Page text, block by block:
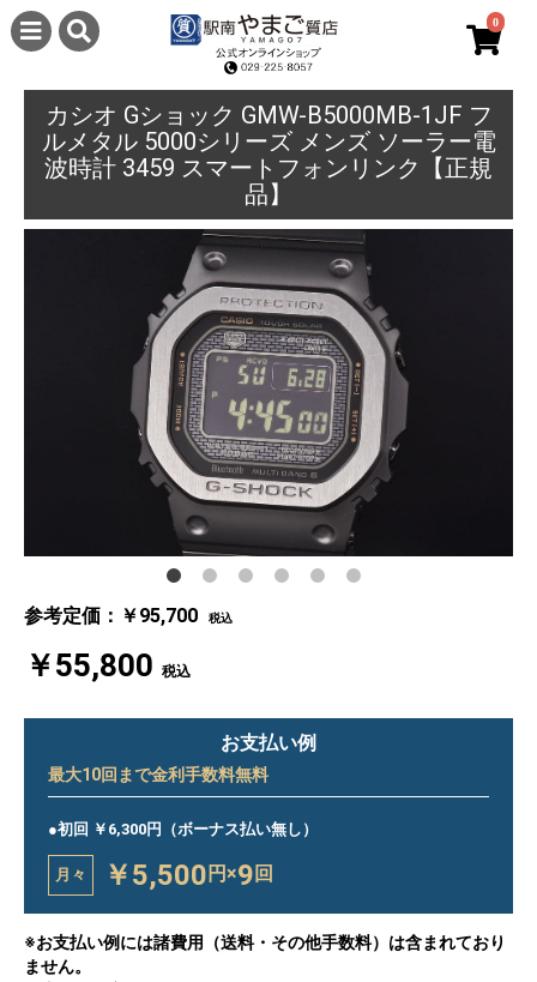
0
カシオ Gショック GMW-B5000MB-1JF フ
ルメタル 5000シリーズ メンズ ソーラー電
波時計 3459 スマートフォンリンク【正規
品】
参考定価：￥95,700 税込
￥55,800 税込
お支払い例
最大10回まで金利手数料無料
●初回 ￥6,300円（ボーナス払い無し）
月々 ￥5,500 円×9 回
※お支払い例には諸費用（送料・その他手数料）は含まれており
ません。